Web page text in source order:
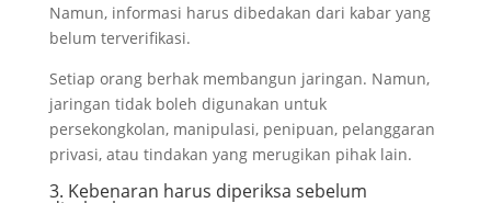
Namun, informasi harus dibedakan dari kabar yang
belum terverifikasi.
Setiap orang berhak membangun jaringan. Namun,
jaringan tidak boleh digunakan untuk
persekongkolan, manipulasi, penipuan, pelanggaran
privasi, atau tindakan yang merugikan pihak lain.
3. Kebenaran harus diperiksa sebelum